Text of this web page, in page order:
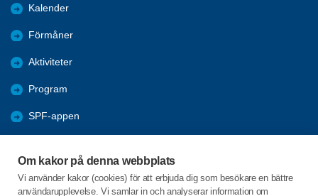
Om kakor på denna webbplats
Vi använder kakor (cookies) för att erbjuda dig som besökare en bättre
användarupplevelse. Vi samlar in och analyserar information om
Kalender
Förmåner
Aktiviteter
Program
SPF-appen
Annonser